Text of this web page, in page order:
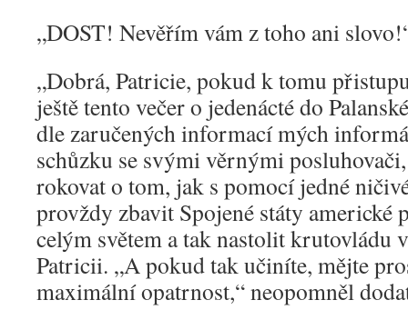
„DOST! Nevěřím vám z toho ani
„Dobrá, Patricie, pokud k tomu
ještě tento večer o jedenácté do
dle zaručených informací mých
schůzku se svými věrnými
rokovat o tom, jak s pomocí jedné
provždy zbavit Spojené státy americké
celým světem a tak nastolit krutovládu
Patricii. „A pokud tak učiníte, mějte
maximální opatrnost,“ neopomněl